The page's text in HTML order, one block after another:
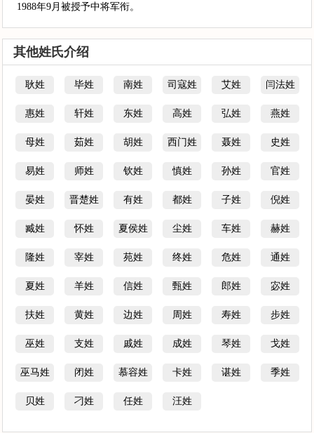
1988年9月被授予中将军衔。
其他姓氏介绍
耿姓 毕姓 南姓 司寇姓 艾姓 闫法姓
惠姓 轩姓 东姓 高姓 弘姓 燕姓
母姓 茹姓 胡姓 西门姓 聂姓 史姓
易姓 师姓 钦姓 慎姓 孙姓 官姓
晏姓 晋楚姓 有姓 都姓 子姓 倪姓
臧姓 怀姓 夏侯姓 尘姓 车姓 赫姓
隆姓 宰姓 苑姓 终姓 危姓 通姓
夏姓 羊姓 信姓 甄姓 郎姓 宓姓
扶姓 黄姓 边姓 周姓 寿姓 步姓
巫姓 支姓 戚姓 成姓 琴姓 戈姓
巫马姓 闭姓 慕容姓 卡姓 谌姓 季姓
贝姓 刁姓 任姓 汪姓